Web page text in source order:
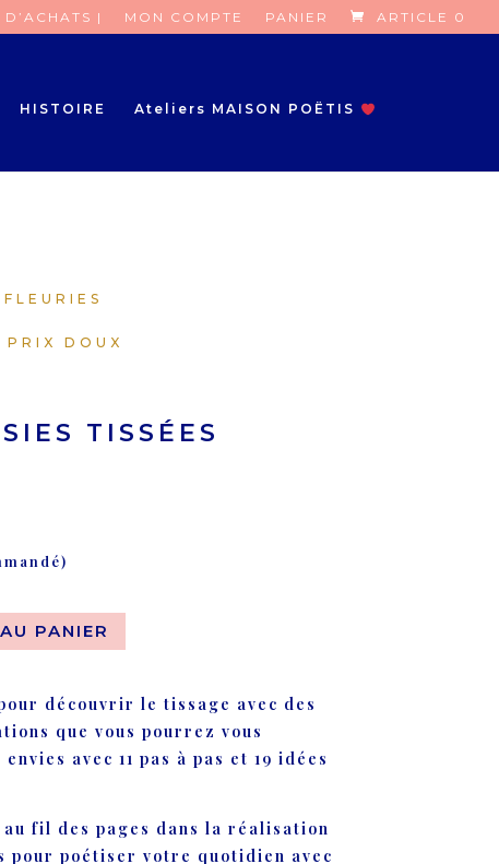
| MON COMPTE PANIER ARTICLE 0
HISTOIRE Ateliers MAISON POËTIS
PRIX DOUX
TISSÉES
PANIER
découvrir le tissage avec des
que vous pourrez vous
avec 11 pas à pas et 19 idées
fil des pages dans la réalisation
pour poétiser votre quotidien avec